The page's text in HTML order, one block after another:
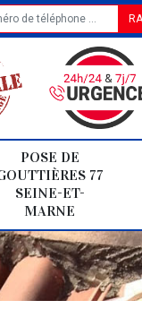
POSE DE
77
SEINE-ET-
MARNE